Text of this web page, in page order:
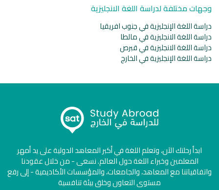
وجهات مختلفة لدراسة اللغة الانجليزية
دراسة اللغة الإنجليزية في جنوب افريقيا
دراسة اللغة الانجليزية في مالطا
دراسة اللغة الانجليزية في قبرص
دراسة اللغة الإنجليزية في الخارج
ابدأ رحلتك الآن، وتعلم اللغة في أكبر المعاهد الدولية على يد أمهر
المعلمين وخبراء اللغة حول العالم. نسعى - من خلال عقودنا
واتفاقياتنا مع المعاهد، والجامعات، والمؤسسات الأكاديمية - إلى رفع
مستوى التعاون وخلق بيئة تنافسية